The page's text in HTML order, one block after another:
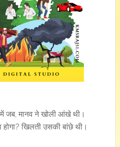
जब, मानव ने खोली आंखे थी।
होगा? खिलती उसकी बांछे थी।